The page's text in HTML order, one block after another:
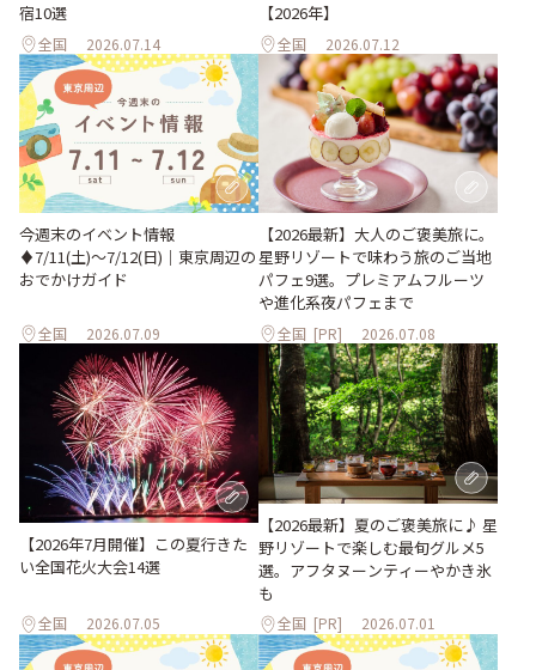
宿10選
全国 2026.07.14
【2026年】
全国 2026.07.12
今週末のイベント情報
♦︎7/11(土)〜7/12(日)｜東京周辺の
おでかけガイド
全国 2026.07.09
【2026最新】大人のご褒美旅に。
星野リゾートで味わう旅のご当地
パフェ9選。プレミアムフルーツ
や進化系夜パフェまで
全国 [PR] 2026.07.08
【2026年7月開催】この夏行きた
い全国花火大会14選
全国 2026.07.05
【2026最新】夏のご褒美旅に♪ 星
野リゾートで楽しむ最旬グルメ5
選。アフタヌーンティーやかき氷
も
全国 [PR] 2026.07.01